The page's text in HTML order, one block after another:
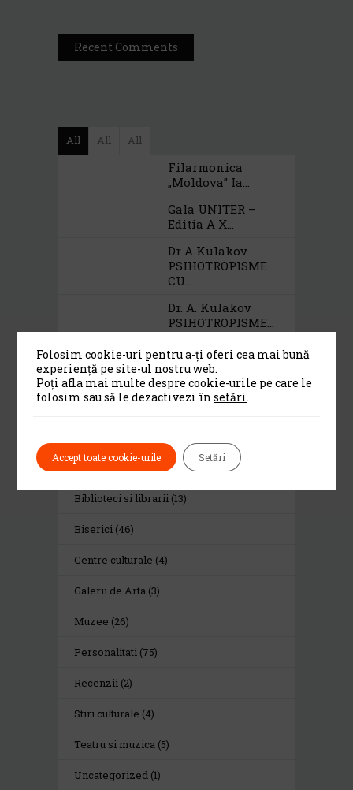
Recent Comments
All All All
Filarmonica
„Moldova” Ia...
Gala UNITER –
Editia A X...
Dr A Kulakov
PSIHOTROPISME
CU...
Dr. A. Kulakov
PSIHOTROPISME...
Cea De-A 91-A Gală
A Premiilor...
Alte institutii de cultura(13)
Biblioteci si librarii (13)
Biserici (46)
Centre culturale (4)
Galerii de Arta (3)
Muzee (26)
Personalitati (75)
Recenzii (2)
Stiri culturale (4)
Teatru si muzica (5)
Uncategorized (1)
Folosim cookie-uri pentru a-ți oferi cea mai bună
experiență pe site-ul nostru web.
Poți afla mai multe despre cookie-urile pe care le
folosim sau să le dezactivezi însetări.
Accept toate cookie-urile Setări